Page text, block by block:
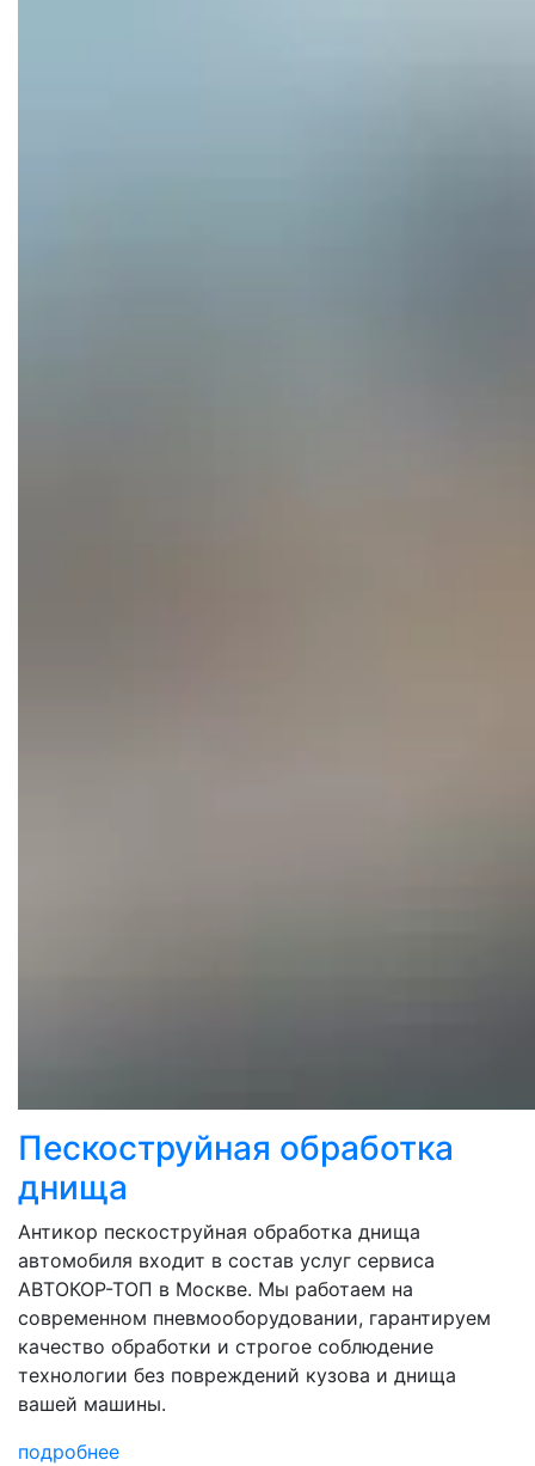
Пескоструйная обработка
днища
Антикор пескоструйная обработка днища
автомобиля входит в состав услуг сервиса
АВТОКОР-ТОП в Москве. Мы работаем на
современном пневмооборудовании, гарантируем
качество обработки и строгое соблюдение
технологии без повреждений кузова и днища
вашей машины.
подробнее